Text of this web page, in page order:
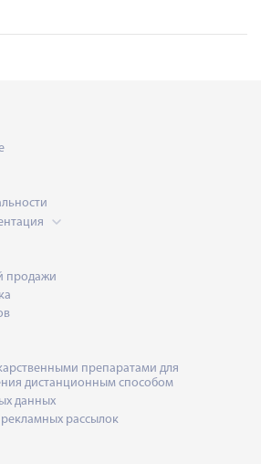
продажи
препаратами для
дистанционным способом
данных
рассылок